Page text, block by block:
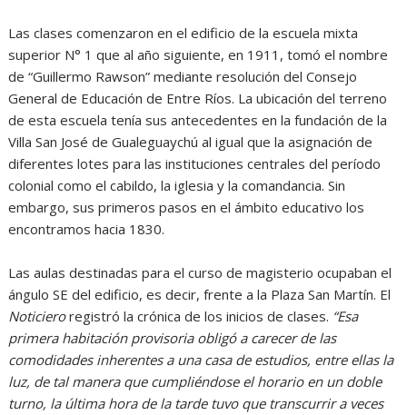
Las clases comenzaron en el edificio de la escuela mixta
superior N° 1 que al año siguiente, en 1911, tomó el nombre
de “Guillermo Rawson” mediante resolución del Consejo
General de Educación de Entre Ríos. La ubicación del terreno
de esta escuela tenía sus antecedentes en la fundación de la
Villa San José de Gualeguaychú al igual que la asignación de
diferentes lotes para las instituciones centrales del período
colonial como el cabildo, la iglesia y la comandancia. Sin
embargo, sus primeros pasos en el ámbito educativo los
encontramos hacia 1830.
Las aulas destinadas para el curso de magisterio ocupaban el
ángulo SE del edificio, es decir, frente a la Plaza San Martín. El
Noticieroregistró la crónica de los inicios de clases. “Esa
primera habitación provisoria obligó a carecer de las
comodidades inherentes a una casa de estudios, entre ellas la
luz, de tal manera que cumpliéndose el horario en un doble
turno, la última hora de la tarde tuvo que transcurrir a veces